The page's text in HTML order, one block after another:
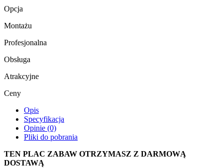
Opcja
Montażu
Profesjonalna
Obsługa
Atrakcyjne
Ceny
Opis
Specyfikacja
Opinie (0)
Pliki do pobrania
TEN PLAC ZABAW OTRZYMASZ Z DARMOWĄ
DOSTAWĄ